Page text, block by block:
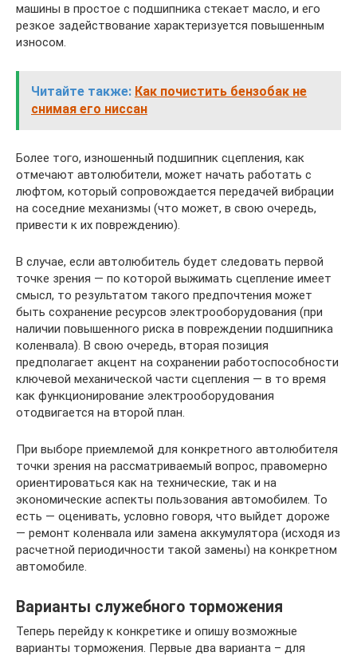
машины в простое с подшипника стекает масло, и его
резкое задействование характеризуется повышенным
износом.
Читайте также: Как почистить бензобак не
снимая его ниссан
Более того, изношенный подшипник сцепления, как
отмечают автолюбители, может начать работать с
люфтом, который сопровождается передачей вибрации
на соседние механизмы (что может, в свою очередь,
привести к их повреждению).
В случае, если автолюбитель будет следовать первой
точке зрения — по которой выжимать сцепление имеет
смысл, то результатом такого предпочтения может
быть сохранение ресурсов электрооборудования (при
наличии повышенного риска в повреждении подшипника
коленвала). В свою очередь, вторая позиция
предполагает акцент на сохранении работоспособности
ключевой механической части сцепления — в то время
как функционирование электрооборудования
отодвигается на второй план.
При выборе приемлемой для конкретного автолюбителя
точки зрения на рассматриваемый вопрос, правомерно
ориентироваться как на технические, так и на
экономические аспекты пользования автомобилем. То
есть — оценивать, условно говоря, что выйдет дороже
— ремонт коленвала или замена аккумулятора (исходя из
расчетной периодичности такой замены) на конкретном
автомобиле.
Варианты служебного торможения
Теперь перейду к конкретике и опишу возможные
варианты торможения. Первые два варианта – для